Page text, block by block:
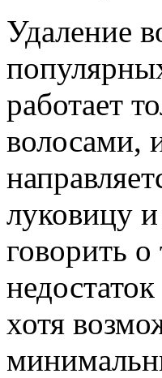
Удаление
работает
волосами,
луковицу
говорить
хотя